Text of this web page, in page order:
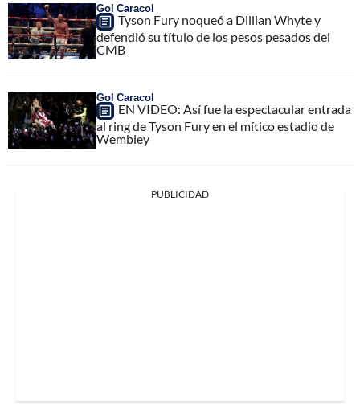
Gol Caracol
Tyson Fury noqueó a Dillian Whyte y
defendió su título de los pesos pesados del
CMB
Gol Caracol
EN VIDEO: Así fue la espectacular entrada
al ring de Tyson Fury en el mítico estadio de
Wembley
PUBLICIDAD